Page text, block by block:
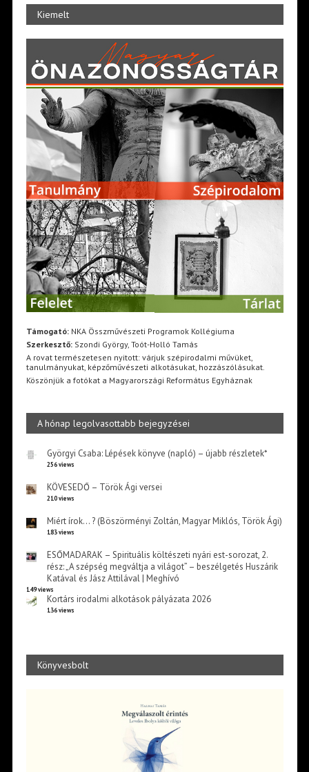
Kiemelt
Támogató:NKA Összművészeti Programok Kollégiuma
Szerkesztő:Szondi György, Toót-Holló Tamás
A rovat természetesen nyitott: várjuk szépirodalmi művüket,
tanulmányukat, képzőművészeti alkotásukat, hozzászólásukat.
Köszönjük a fotókat a Magyarországi Református Egyháznak
A hónap legolvasottabb bejegyzései
Györgyi Csaba: Lépések könyve (napló) – újabb részletek*
256 views
KÖVESEDŐ – Török Ági versei
210 views
Miért írok… ? (Böszörményi Zoltán, Magyar Miklós, Török Ági)
183 views
ESŐMADARAK – Spirituális költészeti nyári est-sorozat, 2.
rész: „A szépség megváltja a világot” – beszélgetés Huszárik
Katával és Jász Attilával | Meghívó
149 views
Kortárs irodalmi alkotások pályázata 2026
136 views
Könyvesbolt